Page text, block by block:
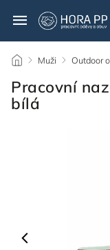
/ Muži / Outdoor
Pracovní
bílá